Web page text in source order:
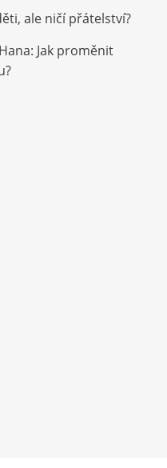
ale ničí přátelství?
Jak proměnit